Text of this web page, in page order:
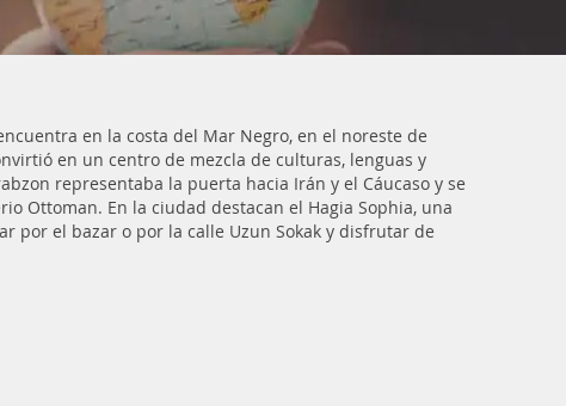
en la costa del Mar Negro, en el noreste de
en un centro de mezcla de culturas, lenguas y
representaba la puerta hacia Irán y el Cáucaso y se
Ottoman. En la ciudad destacan el Hagia Sophia, una
por el bazar o por la calle Uzun Sokak y disfrutar de